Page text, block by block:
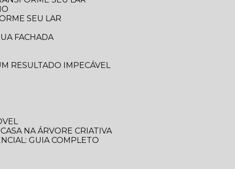
SEU LAR
FACHADA
RESULTADO IMPECÁVEL
CASA NA ÁRVORE CRIATIVA
GUIA COMPLETO